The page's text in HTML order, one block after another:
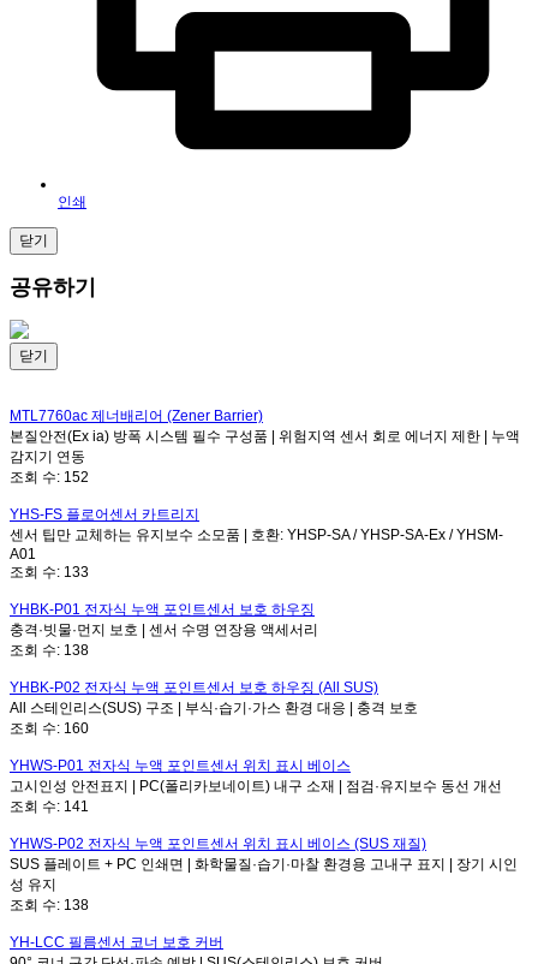
인쇄
닫기
공유하기
닫기
MTL7760ac 제너배리어 (Zener Barrier)
본질안전(Ex ia) 방폭 시스템 필수 구성품 | 위험지역 센서 회로 에너지 제한 | 누액
감지기 연동
조회 수: 152
YHS-FS 플로어센서 카트리지
센서 팁만 교체하는 유지보수 소모품 | 호환: YHSP-SA / YHSP-SA-Ex / YHSM-
A01
조회 수: 133
YHBK-P01 전자식 누액 포인트센서 보호 하우징
충격·빗물·먼지 보호 | 센서 수명 연장용 액세서리
조회 수: 138
YHBK-P02 전자식 누액 포인트센서 보호 하우징 (All SUS)
All 스테인리스(SUS) 구조 | 부식·습기·가스 환경 대응 | 충격 보호
조회 수: 160
YHWS-P01 전자식 누액 포인트센서 위치 표시 베이스
고시인성 안전표지 | PC(폴리카보네이트) 내구 소재 | 점검·유지보수 동선 개선
조회 수: 141
YHWS-P02 전자식 누액 포인트센서 위치 표시 베이스 (SUS 재질)
SUS 플레이트 + PC 인쇄면 | 화학물질·습기·마찰 환경용 고내구 표지 | 장기 시인
성 유지
조회 수: 138
YH-LCC 필름센서 코너 보호 커버